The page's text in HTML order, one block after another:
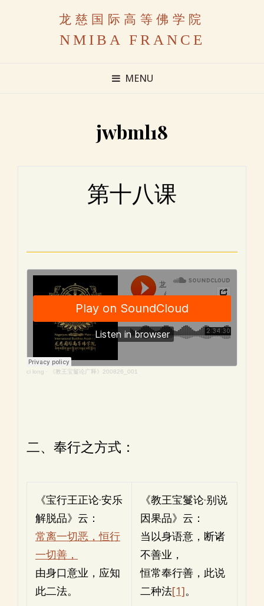
龙慈国际高等佛学院
NMIBA FRANCE
MENU
jwbml18
第十八课
ci long · 《教王宝鬘论广释》200826_001
二、奉行之方式：
《宝行王正论·安乐
解脱品》云：
常离一切恶，恒行
一切善，
由身口意业，应知
此二法。
《教王宝鬘论·别说
因果品》云：
当以身语意，断诸
不善业，
恒常奉行善，此说
二种法[1]。